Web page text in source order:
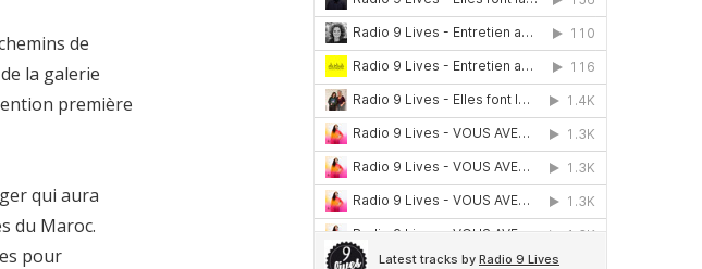
de
la galerie
première
qui aura
du Maroc.
pour